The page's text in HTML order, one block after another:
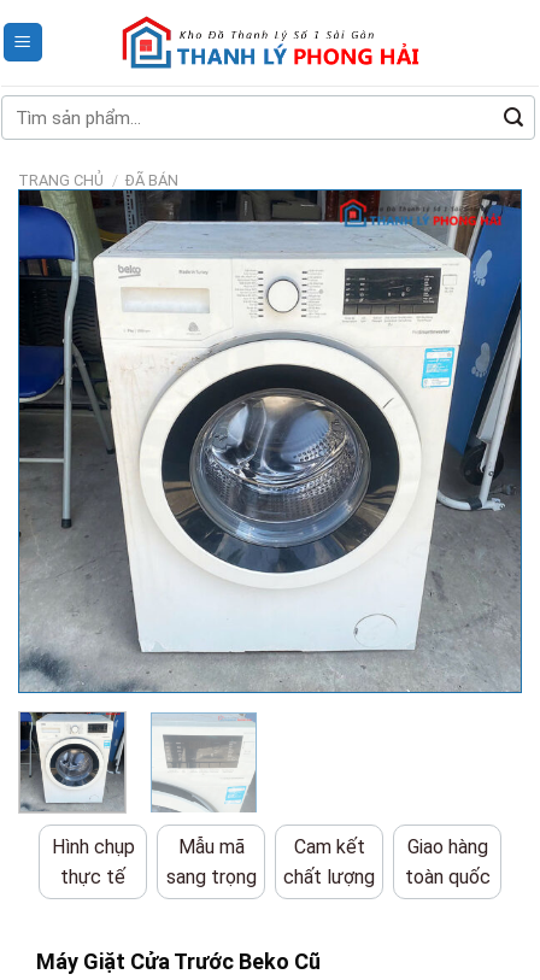
to
Tìm
kiếm:
TRANG CHỦ / ĐÃ BÁN
Hình chụp
thực tế
Mẫu mã
sang trọng
Cam kết
chất lượng
Giao hàng
toàn quốc
Máy Giặt Cửa Trước Beko Cũ